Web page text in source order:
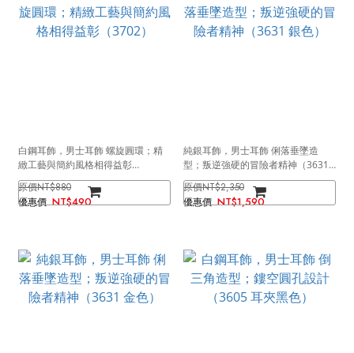
白鋼耳飾，男士耳飾 螺旋圓環；精
緻工藝與簡約風格相得益彰
（3702）
NT$880
NT$490
純銀耳飾，男士耳飾 俐落垂墜造
型；叛逆強硬的冒險者精神（3631
銀色）
NT$2,350
NT$1,590